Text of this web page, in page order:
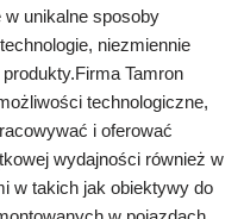
w unikalne sposoby
niezmiennie
Tamron
technologiczne,
i oferować
wydajności również w
w takich jak obiektywy do